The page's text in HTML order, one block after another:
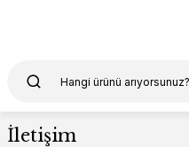
İletişim